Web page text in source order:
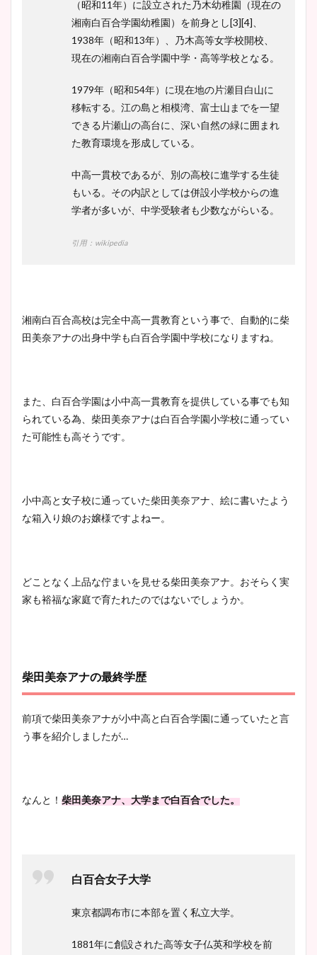
（昭和11年）に設立された乃木幼稚園（現在の
湘南白百合学園幼稚園）を前身とし[3][4]、
1938年（昭和13年）、乃木高等女学校開校、
現在の湘南白百合学園中学・高等学校となる。
1979年（昭和54年）に現在地の片瀬目白山に
移転する。江の島と相模湾、富士山までを一望
できる片瀬山の高台に、深い自然の緑に囲まれ
た教育環境を形成している。
中高一貫校であるが、別の高校に進学する生徒
もいる。その内訳としては併設小学校からの進
学者が多いが、中学受験者も少数ながらいる。
引用：wikipedia
湘南白百合高校は完全中高一貫教育という事で、自動的に柴
田美奈アナの出身中学も白百合学園中学校になりますね。
また、白百合学園は小中高一貫教育を提供している事でも知
られている為、柴田美奈アナは白百合学園小学校に通ってい
た可能性も高そうです。
小中高と女子校に通っていた柴田美奈アナ、絵に書いたよう
な箱入り娘のお嬢様ですよねー。
どことなく上品な佇まいを見せる柴田美奈アナ。おそらく実
家も裕福な家庭で育たれたのではないでしょうか。
柴田美奈アナの最終学歴
前項で柴田美奈アナが小中高と白百合学園に通っていたと言
う事を紹介しましたが…
なんと！ 柴田美奈アナ、大学まで白百合でした。
白百合女子大学
東京都調布市に本部を置く私立大学。
1881年に創設された高等女子仏英和学校を前